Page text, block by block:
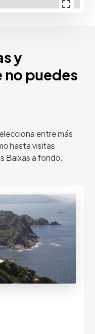
y
no puedes
entre más
hasta visitas
Baixas a fondo.